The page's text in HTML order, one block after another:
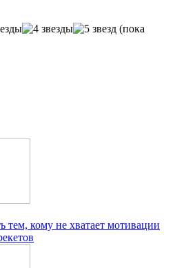
(пока
тем, кому не хватает мотивации